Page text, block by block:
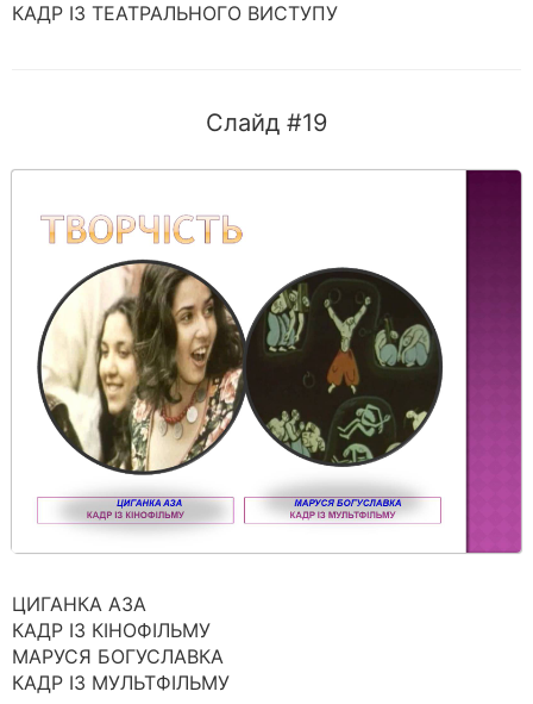
КАДР ІЗ ТЕАТРАЛЬНОГО ВИСТУПУ
Слайд #19
ЦИГАНКА АЗА
КАДР ІЗ КІНОФІЛЬМУ
МАРУСЯ БОГУСЛАВКА
КАДР ІЗ МУЛЬТФІЛЬМУ